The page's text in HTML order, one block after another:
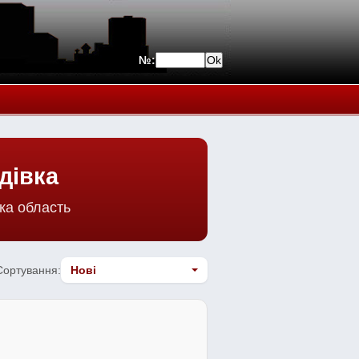
№:
область